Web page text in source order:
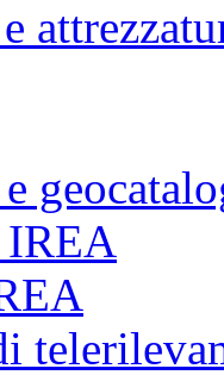
IREA